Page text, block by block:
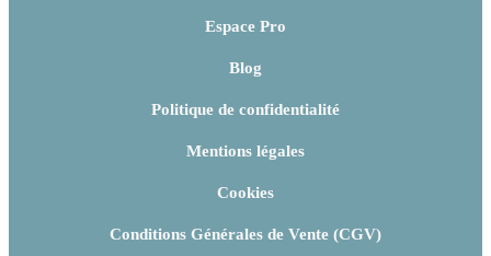
Espace Pro
Blog
Politique de confidentialité
Mentions légales
Cookies
Conditions Générales de Vente (CGV)